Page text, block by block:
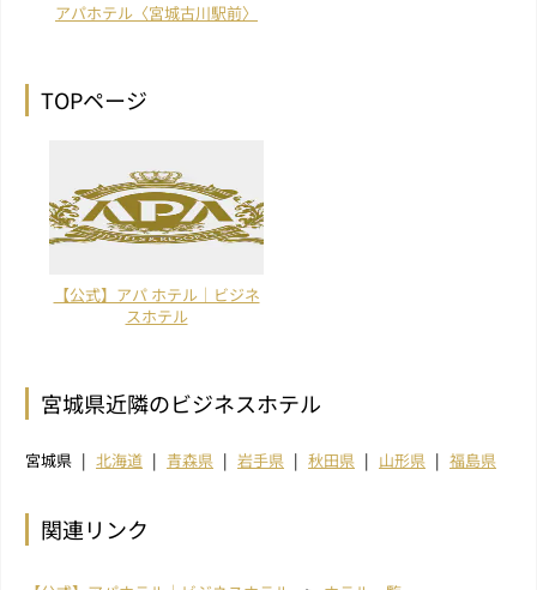
アパホテル〈宮城古川駅前〉
TOPページ
【公式】アパ ホテル｜ビジネ
スホテル
宮城県近隣のビジネスホテル
宮城県 北海道 青森県 岩手県 秋田県 山形県 福島県
関連リンク